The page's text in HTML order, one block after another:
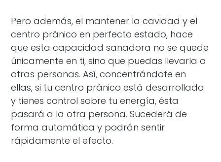
Pero además, el mantener la cavidad y el
centro pránico en perfecto estado, hace
que esta capacidad sanadora no se quede
únicamente en ti, sino que puedas llevarla a
otras personas. Así, concentrándote en
ellas, si tu centro pránico está desarrollado
y tienes control sobre tu energía, ésta
pasará a la otra persona. Sucederá de
forma automática y podrán sentir
rápidamente el efecto.